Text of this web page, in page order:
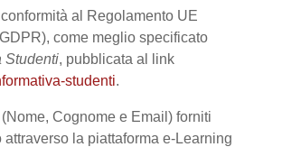
al Regolamento UE
come meglio specificato
Studenti, pubblicata al link
studenti.
(Nome, Cognome e Email) forniti
attraverso la piattaforma e-Learning